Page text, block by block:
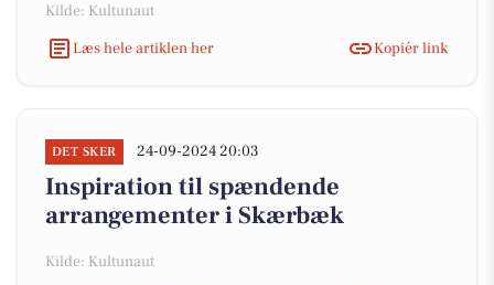
Kilde: Kultunaut
Læs hele artiklen her
Kopiér link
DET SKER 24-09-2024 20:03
Inspiration til spændende
arrangementer i Skærbæk
Kilde: Kultunaut